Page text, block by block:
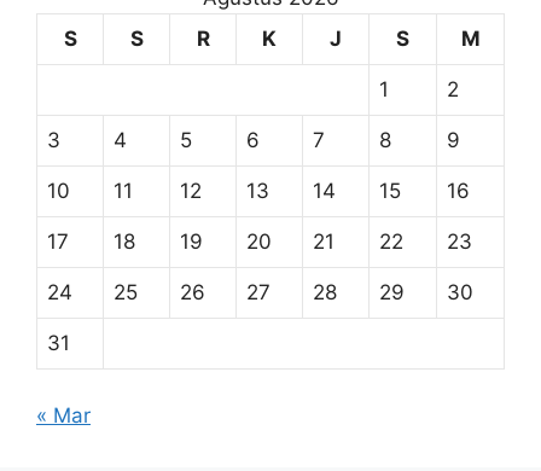
S
S R K J S M
1 2
3 4 5 6 7 8 9
10 11 12 13 14 15 16
17 18 19 20 21 22 23
24 25 26 27 28 29 30
31
« Mar